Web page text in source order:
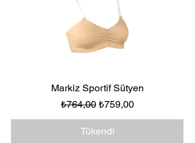
Markiz Sportif Sütyen
Normal Fiyat
₺764,00 İndirimli Fiyat
₺759,00
Tükendi